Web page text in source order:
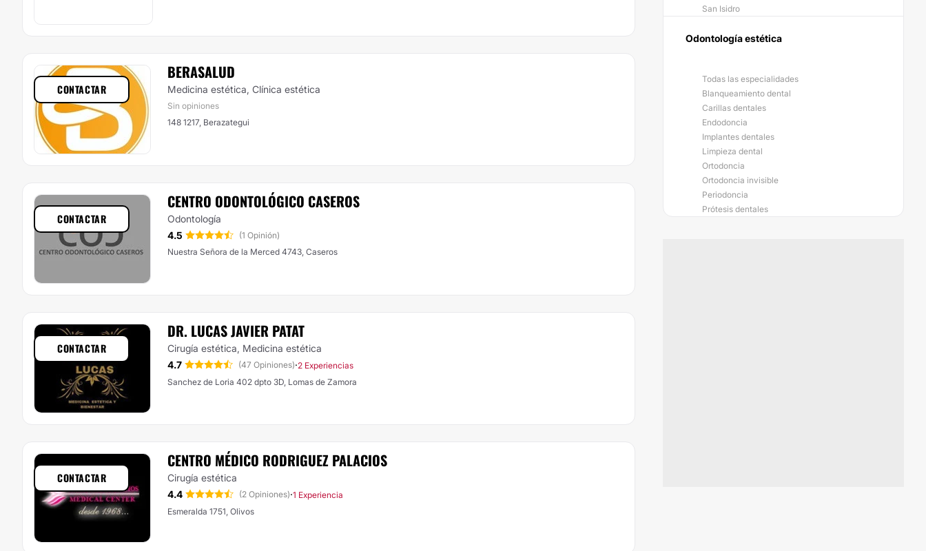
BERASALUD
Medicina estética, Clínica estética
Sin opiniones
148 1217, Berazategui
CONTACTAR
CENTRO ODONTOLÓGICO CASEROS
Odontología
4.5
(1 Opinión)
Nuestra Señora de la Merced 4743, Caseros
CONTACTAR
DR. LUCAS JAVIER PATAT
Cirugía estética, Medicina estética
4.7
(47 Opiniones)·2 Experiencias
Sanchez de Loria 402 dpto 3D, Lomas de Zamora
CONTACTAR
CENTRO MÉDICO RODRIGUEZ PALACIOS
Cirugía estética
4.4
(2 Opiniones)·1 Experiencia
Esmeralda 1751, Olivos
CONTACTAR
San Isidro
Odontología estética
Todas las especialidades
Blanqueamiento dental
Carillas dentales
Endodoncia
Implantes dentales
Limpieza dental
Ortodoncia
Ortodoncia invisible
Periodoncia
Prótesis dentales